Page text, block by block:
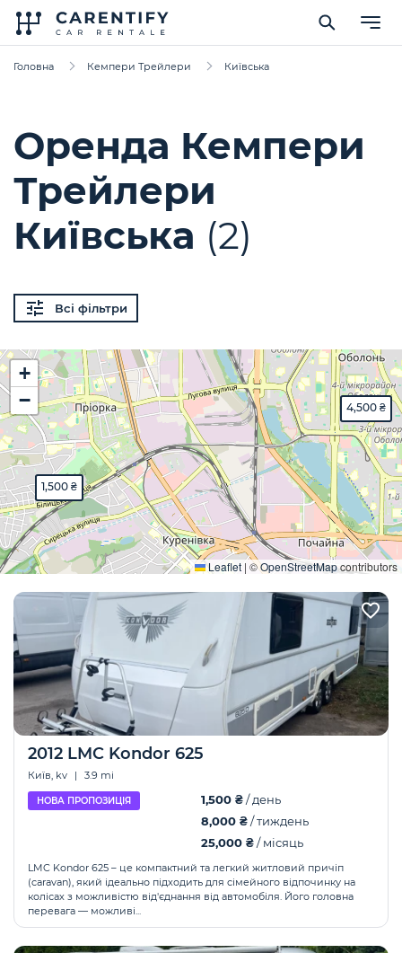
Головна Кемпери Трейлери Київська
Оренда Кемпери
Трейлери
Київська (2)
Всі фільтри
1,500 ₴
4,500 ₴
+
−
Leaflet | ©OpenStreetMapcontributors
Розгорнути
2012 LMC Kondor 625
Київ, kv | 3.9 mi
НОВА ПРОПОЗИЦІЯ 1,500 ₴/ день
8,000 ₴/ тиждень
25,000 ₴/ місяць
LMC Kondor 625 – це компактний та легкий житловий причіп
(caravan), який ідеально підходить для сімейного відпочинку на
колісах з можливістю від'єднання від автомобіля. Його головна
перевага — можливі...